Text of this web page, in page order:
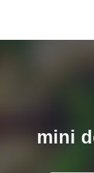
mini